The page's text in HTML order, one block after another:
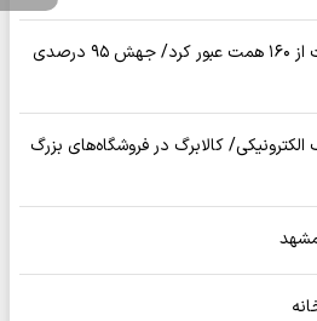
درآمدهای عملیاتی بانک ملت از ۱۶۰ همت عبور کرد/ جهش ۹۵ درصدی
کالابرگ در فروشگاه‌های بزرگ